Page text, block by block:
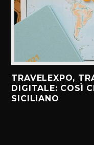
TRAVELEXPO,
DIGITALE: COSÌ
SICILIANO